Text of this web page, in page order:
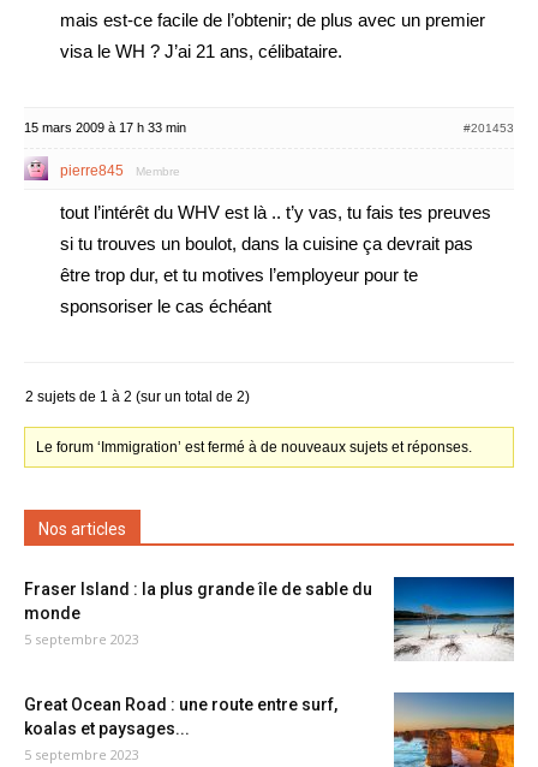
mais est-ce facile de l’obtenir; de plus avec un premier
visa le WH ? J’ai 21 ans, célibataire.
15 mars 2009 à 17 h 33 min #201453
pierre845 Membre
tout l’intérêt du WHV est là .. t’y vas, tu fais tes preuves
si tu trouves un boulot, dans la cuisine ça devrait pas
être trop dur, et tu motives l’employeur pour te
sponsoriser le cas échéant
2 sujets de 1 à 2 (sur un total de 2)
Le forum ‘Immigration’ est fermé à de nouveaux sujets et réponses.
Nos articles
Fraser Island : la plus grande île de sable du
monde
5 septembre 2023
Great Ocean Road : une route entre surf,
koalas et paysages...
5 septembre 2023